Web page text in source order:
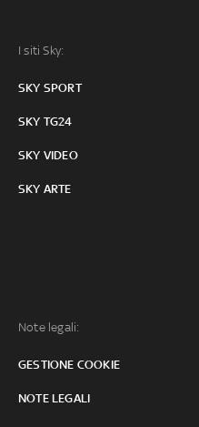
I siti Sky:
SKY SPORT
SKY TG24
SKY VIDEO
SKY ARTE
Note legali:
GESTIONE COOKIE
NOTE LEGALI